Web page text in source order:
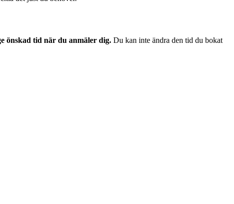
önskad tid när du anmäler dig. Du kan inte ändra den tid du bokat